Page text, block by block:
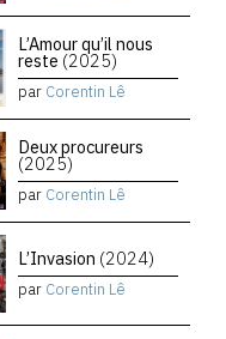
L’Amour qu’il nous
reste (2025)
par Corentin Lê
Deux procureurs
(2025)
par Corentin Lê
L’Invasion (2024)
par Corentin Lê